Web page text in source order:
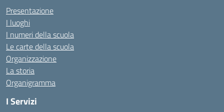
Presentazione
I luoghi
I numeri della scuola
Le carte della scuola
Organizzazione
La storia
Organigramma
I Servizi